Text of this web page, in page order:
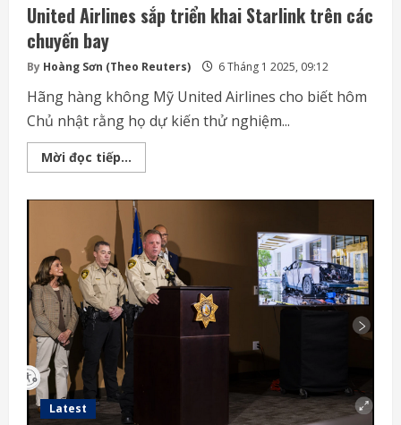
United Airlines sắp triển khai Starlink trên các
chuyến bay
By Hoàng Sơn (Theo Reuters) 6 Tháng 1 2025, 09:12
Hãng hàng không Mỹ United Airlines cho biết hôm
Chủ nhật rằng họ dự kiến thử nghiệm...
Mời đọc tiếp...
Airlines
khai
Starlink
trên
các
chuyến
bay
Latest